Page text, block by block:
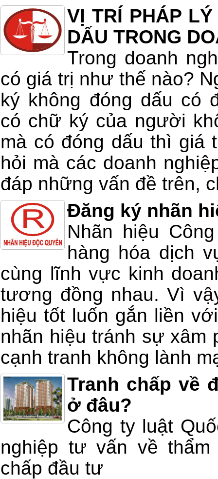
VỊ TRÍ PHÁP
DẤU TRONG
Trong doanh
có giá trị như thế nào?
ký không đóng dấu có
có chữ ký của người
mà có đóng dấu thì giá
hỏi mà các doanh
đáp những vấn đề trên,
Đăng ký nhãn
Nhãn hiệu
hàng hóa dịch
cùng lĩnh vực kinh
tương đồng nhau. Vì
hiệu tốt luốn gắn liền
nhãn hiệu tránh sự xâm
cạnh tranh không lành
Tranh chấp về
ở đâu?
Công ty luật
nghiệp tư vấn về
chấp đầu tư